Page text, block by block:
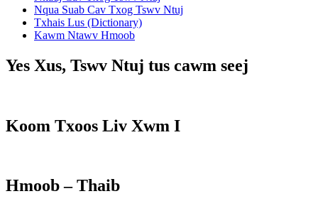
Nqua Suab Cav Txog Tswv Ntuj
Txhais Lus (Dictionary)
Kawm Ntawv Hmoob
Yes Xus, Tswv Ntuj tus cawm seej
Koom Txoos Liv Xwm I
Hmoob – Thaib